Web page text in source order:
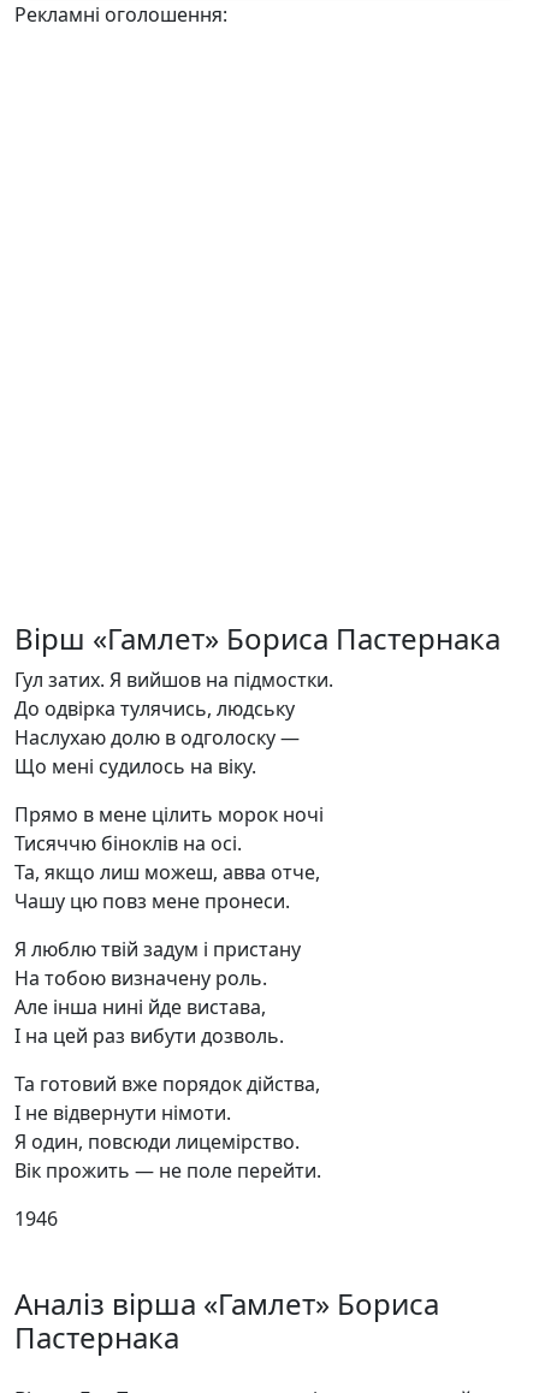
Рекламні оголошення:
Вірш «Гамлет» Бориса Пастернака
Гул затих. Я вийшов на підмостки.
До одвірка тулячись, людську
Наслухаю долю в одголоску —
Що мені судилось на віку.
Прямо в мене цілить морок ночі
Тисяччю біноклів на осі.
Та, якщо лиш можеш, авва отче,
Чашу цю повз мене пронеси.
Я люблю твій задум і пристану
На тобою визначену роль.
Але інша нині йде вистава,
І на цей раз вибути дозволь.
Та готовий вже порядок дійства,
І не відвернути німоти.
Я один, повсюди лицемірство.
Вік прожить — не поле перейти.
1946
Аналіз вірша «Гамлет» Бориса
Пастернака